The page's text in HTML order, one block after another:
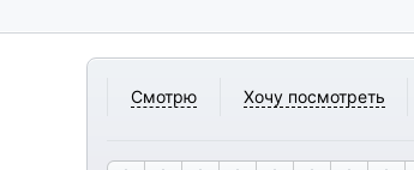
Смотрю Хочу посмотреть